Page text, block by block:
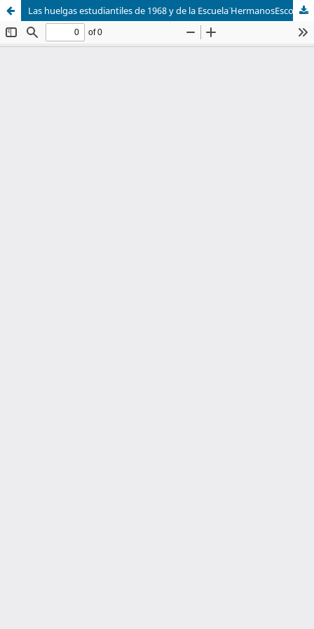
Las huelgas estudiantiles de 1968 y de la Escuela ̈HermanosEscobar ̈ en1967